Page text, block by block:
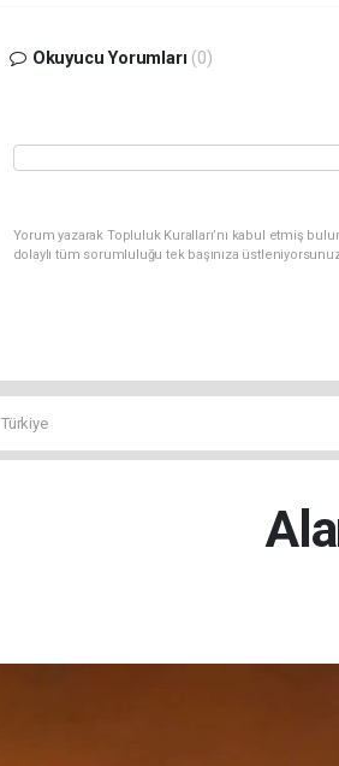
Okuyucu Yorumları (0)
Yorum yazarak Topluluk Kuralları’nı kabul etmiş
dolaylı tüm sorumluluğu tek başınıza
Türkiye